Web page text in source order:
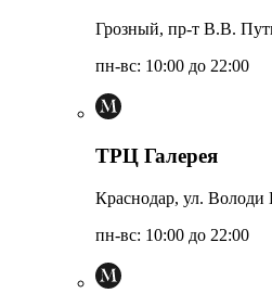
Грозный, пр-т В.В.
пн-вс: 10:00 до 22:00
ТРЦ Галерея
Краснодар, ул. Володи
пн-вс: 10:00 до 22:00